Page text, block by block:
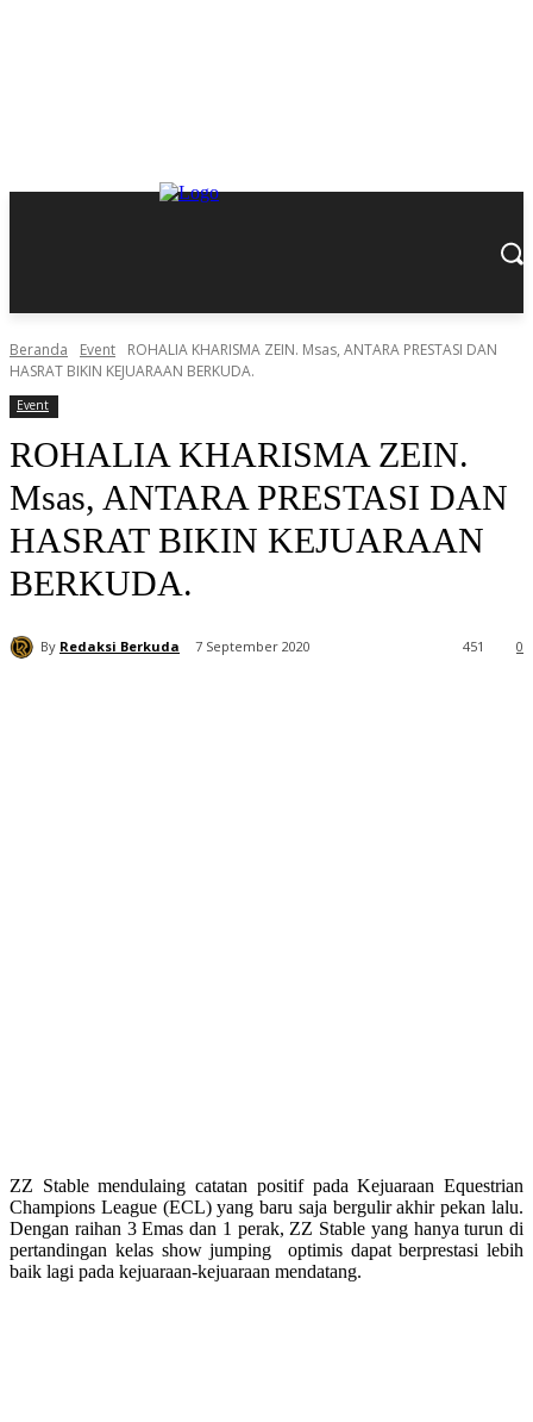
Beranda Event
ROHALIA KHARISMA ZEIN. Msas, ANTARA PRESTASI DAN
HASRAT BIKIN KEJUARAAN BERKUDA.
Event
ROHALIA KHARISMA ZEIN.
Msas, ANTARA PRESTASI DAN
HASRAT BIKIN KEJUARAAN
BERKUDA.
By Redaksi Berkuda 7 September 2020 0
451
ZZ Stable mendulaing catatan positif pada Kejuaraan Equestrian
Champions League (ECL) yang baru saja bergulir akhir pekan lalu.
Dengan raihan 3 Emas dan 1 perak, ZZ Stable yang hanya turun di
pertandingan kelas show jumping optimis dapat berprestasi lebih
baik lagi pada kejuaraan-kejuaraan mendatang.